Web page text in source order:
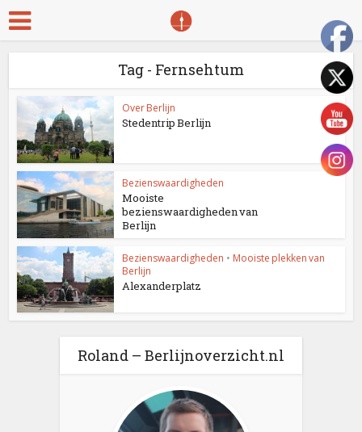
Tag - Fernsehtum
Over Berlijn
Stedentrip Berlijn
Bezienswaardigheden
Mooiste
bezienswaardigheden van
Berlijn
Bezienswaardigheden • Mooiste plekken van
Berlijn
Alexanderplatz
Roland – Berlijnoverzicht.nl